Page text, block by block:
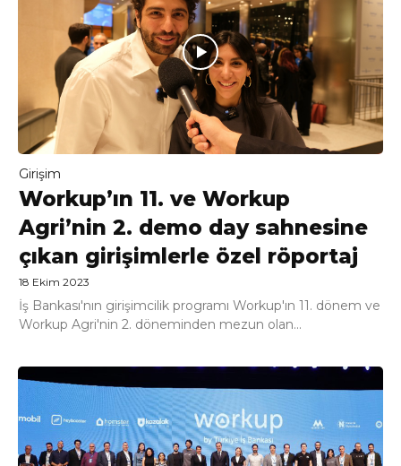
Girişim
Workup’ın 11. ve Workup
Agri’nin 2. demo day sahnesine
çıkan girişimlerle özel röportaj
18 Ekim 2023
İş Bankası'nın girişimcilik programı Workup'ın 11. dönem ve
Workup Agri'nin 2. döneminden mezun olan...